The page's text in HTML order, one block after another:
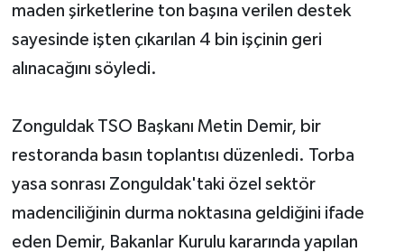
maden şirketlerine ton başına verilen destek
sayesinde işten çıkarılan 4 bin işçinin geri
alınacağını söyledi.
Zonguldak TSO Başkanı Metin Demir, bir
restoranda basın toplantısı düzenledi. Torba
yasa sonrası Zonguldak'taki özel sektör
madenciliğinin durma noktasına geldiğini ifade
eden Demir, Bakanlar Kurulu kararında yapılan
YEREL